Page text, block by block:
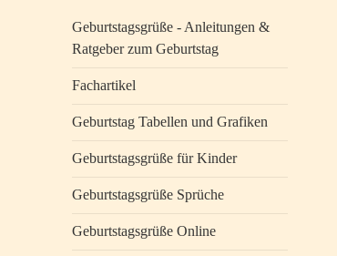
Geburtstagsgrüße - Anleitungen &
Ratgeber zum Geburtstag
Fachartikel
Geburtstag Tabellen und Grafiken
Geburtstagsgrüße für Kinder
Geburtstagsgrüße Sprüche
Geburtstagsgrüße Online